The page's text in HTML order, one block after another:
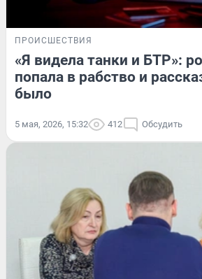
ПРОИСШЕСТВИЯ
«Я видела танки и БТР»:
попала в рабство и
было
5 мая, 2026, 15:32 412 Обсудить